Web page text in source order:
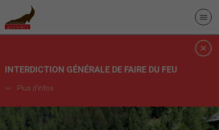
INTERDICTION GÉNÉRALE DE FAIRE DU FEU
Plus d'infos